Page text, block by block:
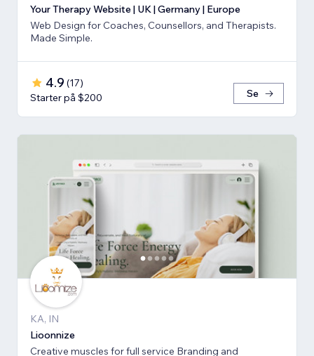
Your Therapy Website | UK | Germany | Europe
Web Design for Coaches, Counsellors, and Therapists.
Made Simple.
4.9 (17)
Starter på $200
Se
KA, IN
Lioonnize
Creative muscles for full service Branding and